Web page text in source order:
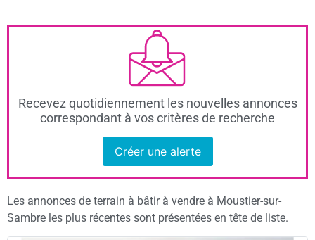
Recevez quotidiennement les nouvelles annonces
correspondant à vos critères de recherche
Créer une alerte
Les annonces de terrain à bâtir à vendre à Moustier-sur-
Sambre les plus récentes sont présentées en tête de liste.